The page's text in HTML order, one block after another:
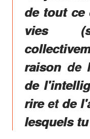
de tout ce
vies
raison de
de
rire et de
lesquels